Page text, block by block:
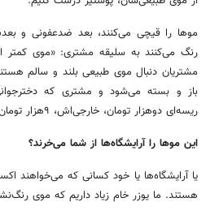
موها را قیچی می‌کنند، بعد ضدعفونی و
مشتریان دنبال موی طبیعی بلند و سالم
باز و بسته می‌شود و مشتری که
ریسه‌ای دو‌هزار تومان، خارجی‌اش، ٩‌هزار تومان.
این موها را آرایشگاه‌ها از شما می‌خرند؟
یا آرایشگاه‌ها یا خود کسانی که می‌خواهند
هستند. ما یوزر خام زیاد داریم که موی